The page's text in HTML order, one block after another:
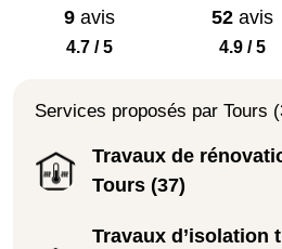
9 avis
4.7 / 5
52 avis
4.9 / 5
Services proposés par Tours
Travaux de
Tours (37)
Travaux d’isolation